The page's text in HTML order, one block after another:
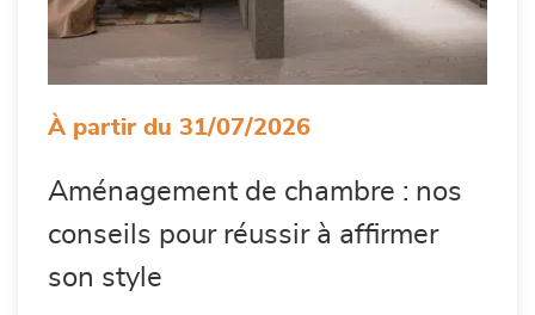
Aménagement de chambre : nos
conseils pour réussir à affirmer